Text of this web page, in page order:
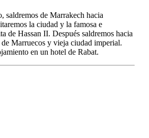
saldremos de Marrakech hacia
la ciudad y la famosa e
de Hassan II. Después saldremos hacia
Marruecos y vieja ciudad imperial.
en un hotel de Rabat.